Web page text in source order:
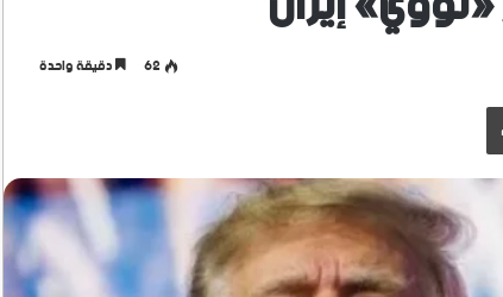
62
دقيقة واحدة
طباعة